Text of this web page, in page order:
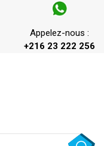
Appelez-nous :
+216 23 222 256